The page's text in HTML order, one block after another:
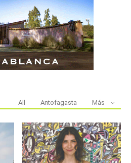
All Antofagasta Más